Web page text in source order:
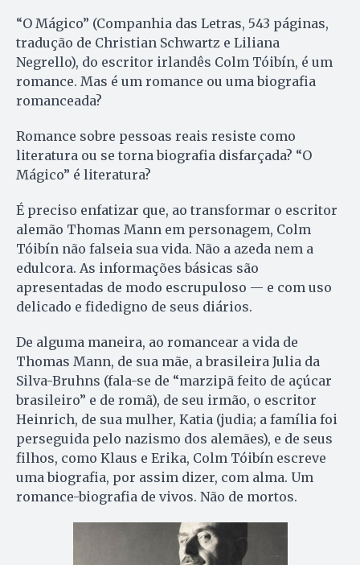
“O Mágico” (Companhia das Letras, 543 páginas,
tradução de Christian Schwartz e Liliana
Negrello), do escritor irlandês Colm Tóibín, é um
romance. Mas é um romance ou uma biografia
romanceada?
Romance sobre pessoas reais resiste como
literatura ou se torna biografia disfarçada? “O
Mágico” é literatura?
É preciso enfatizar que, ao transformar o escritor
alemão Thomas Mann em personagem, Colm
Tóibín não falseia sua vida. Não a azeda nem a
edulcora. As informações básicas são
apresentadas de modo escrupuloso — e com uso
delicado e fidedigno de seus diários.
De alguma maneira, ao romancear a vida de
Thomas Mann, de sua mãe, a brasileira Julia da
Silva-Bruhns (fala-se de “marzipã feito de açúcar
brasileiro” e de romã), de seu irmão, o escritor
Heinrich, de sua mulher, Katia (judia; a família foi
perseguida pelo nazismo dos alemães), e de seus
filhos, como Klaus e Erika, Colm Tóibín escreve
uma biografia, por assim dizer, com alma. Um
romance-biografia de vivos. Não de mortos.